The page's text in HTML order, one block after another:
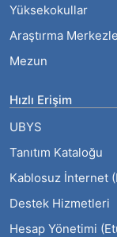
Yüksekokullar
Araştırma
Mezun
Hızlı Erişim
UBYS
Tanıtım Kataloğu
Kablosuz İnternet
Destek Hizmetleri
Hesap Yönetimi